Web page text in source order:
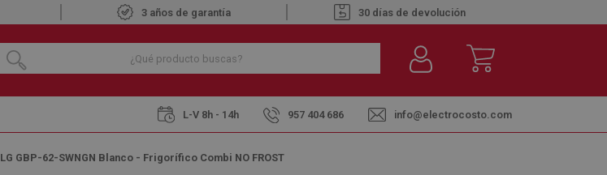
3 años de garantía 30 días de devolución
L-V 8h - 14h 957 404 686 info@electrocosto.com
LG GBP-62-SWNGN Blanco - Frigorífico Combi NO FROST